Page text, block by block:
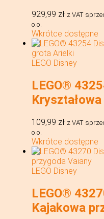
929,99 zł z VAT
o.o.
Wkrótce dostępne
LEGO Disney
LEGO®
109,99 zł z VAT
o.o.
Wkrótce dostępne
LEGO Disney
LEGO®
Kajakowa